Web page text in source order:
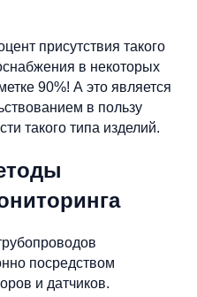
присутствия такого
в некоторых
90%! А это является
в пользу
такого типа изделий.
посредством
и датчиков.